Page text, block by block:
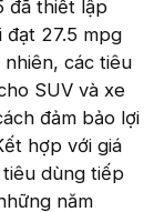
đã thiết lập
đạt 27.5 mpg
nhiên, các tiêu
SUV và xe
đảm bảo lợi
hợp với giá
dùng tiếp
năm